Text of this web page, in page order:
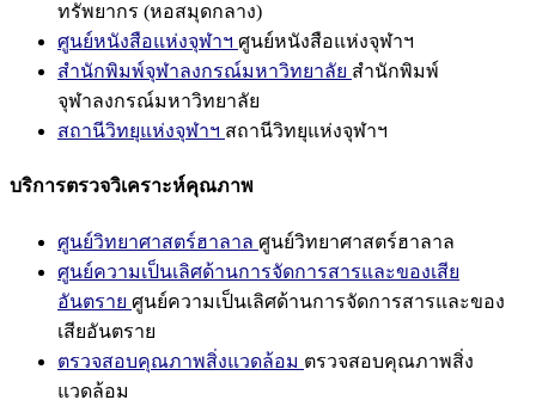
ทรัพยากร (หอสมุดกลาง)
ศูนย์หนังสือแห่งจุฬาฯ ศูนย์หนังสือแห่งจุฬาฯ
สำนักพิมพ์จุฬาลงกรณ์มหาวิทยาลัย สำนักพิมพ์
จุฬาลงกรณ์มหาวิทยาลัย
สถานีวิทยุแห่งจุฬาฯ สถานีวิทยุแห่งจุฬาฯ
บริการตรวจวิเคราะห์คุณภาพ
ศูนย์วิทยาศาสตร์ฮาลาล ศูนย์วิทยาศาสตร์ฮาลาล
ศูนย์ความเป็นเลิศด้านการจัดการสารและของเสีย
อันตราย ศูนย์ความเป็นเลิศด้านการจัดการสารและของ
เสียอันตราย
ตรวจสอบคุณภาพสิ่งแวดล้อม ตรวจสอบคุณภาพสิ่ง
แวดล้อม